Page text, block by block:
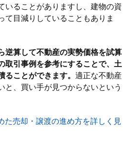
いることがありますし、建物の資
て目減りしていることもありま
逆算して不動産の実勢価格を試算
取引事例を参考にすることで、土
ことができます。 適正な不動産
と、買い手が見つからないという
た売却・譲渡の進め方を詳しく見